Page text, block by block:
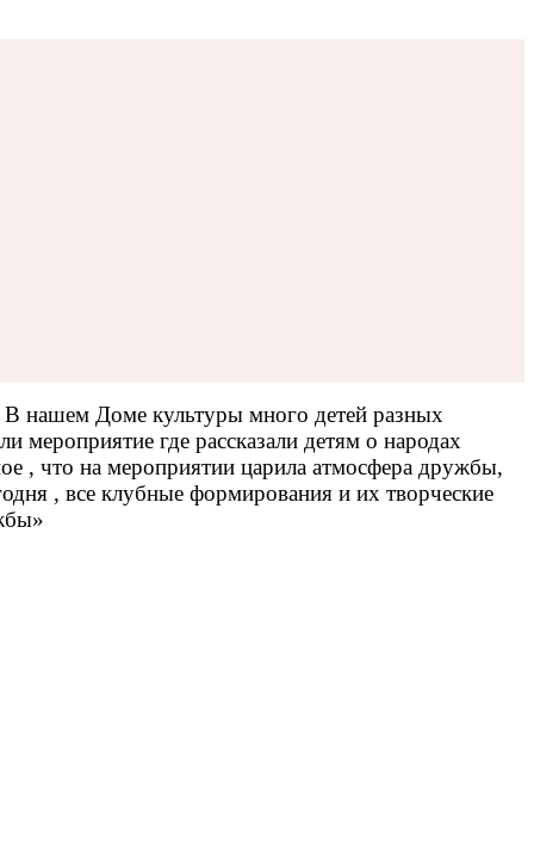
нашем Доме культуры много детей разных
мероприятие где рассказали детям о народах
, что на мероприятии царила атмосфера дружбы,
, все клубные формирования и их творческие